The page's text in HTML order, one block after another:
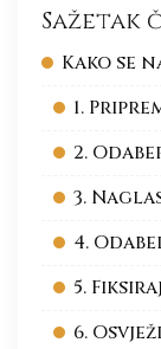
Sažetak
Kako se
1.
2.
3.
4.
5.
6.